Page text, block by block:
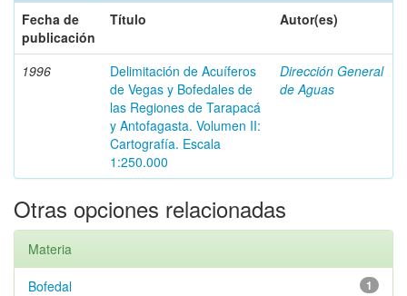
Fecha de
publicación
Título Autor(es)
1996
Delimitación de Acuíferos
de Vegas y Bofedales de
las Regiones de Tarapacá
y Antofagasta. Volumen II:
Cartografía. Escala
1:250.000
Dirección General
de Aguas
Otras opciones relacionadas
Materia
1
Bofedal